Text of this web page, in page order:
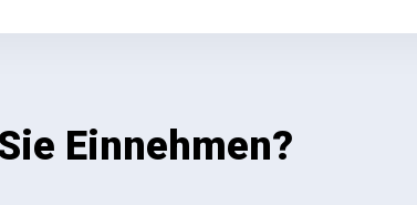
Einnehmen?